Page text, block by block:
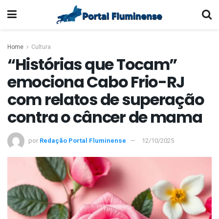
Home Cultura
“Histórias que Tocam”
emociona Cabo Frio-RJ
com relatos de superação
contra o câncer de mama
por Redação Portal Fluminense 12/10/2025